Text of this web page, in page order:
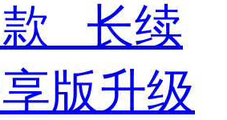
款 长续
版升级